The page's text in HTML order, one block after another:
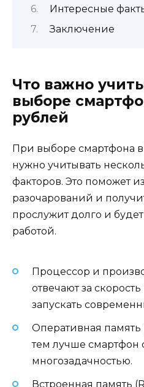
Интересные
Заключение
Что важно
выборе
рублей
При выборе смартфона
нужно учитывать
факторов. Это поможет
разочарований и
прослужит долго и
работой.
Процессор и
отвечают за
запускать
Оперативная
тем лучше смартфон
многозадачностью.
Встроенная память